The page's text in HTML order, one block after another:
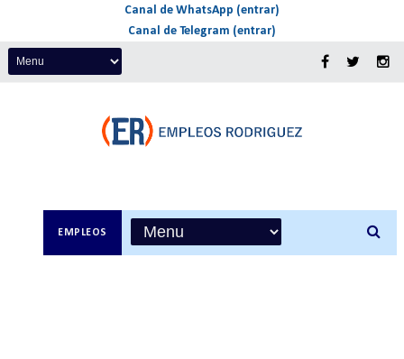
Canal de WhatsApp (entrar)
Canal de Telegram (entrar)
EMPLEOS